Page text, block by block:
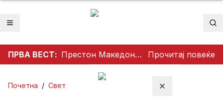
Отвори мени
ПРВА ВЕСТ: Престон Македонија го освои Dockerty Cup по 34 години, Тевере прогласен за најдобар играч Прочитај повеќе
Затвори мени
Почетна / Свет